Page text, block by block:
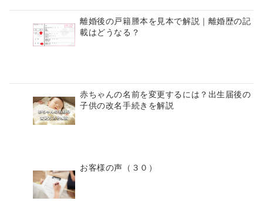
離婚後の戸籍謄本を見本で解説｜離婚歴の記
載はどうなる？
赤ちゃんの名前を変更するには？出生届後の
子供の改名手続きを解説
お客様の声（３０）